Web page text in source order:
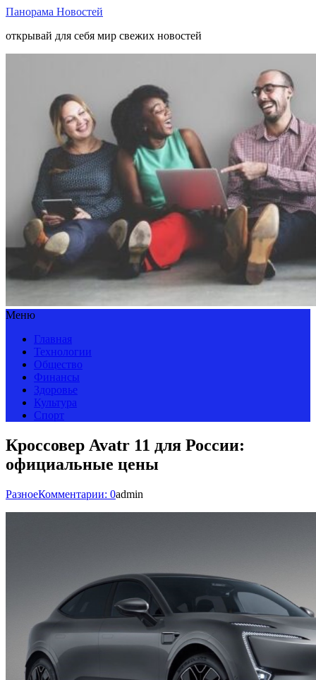
Панорама Новостей
открывай для себя мир свежих новостей
Меню
Главная
Технологии
Общество
Финансы
Здоровье
Культура
Спорт
Кроссовер Avatr 11 для России:
официальные цены
РазноеКомментарии: 0admin